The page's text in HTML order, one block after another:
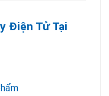
Điện Tử Tại